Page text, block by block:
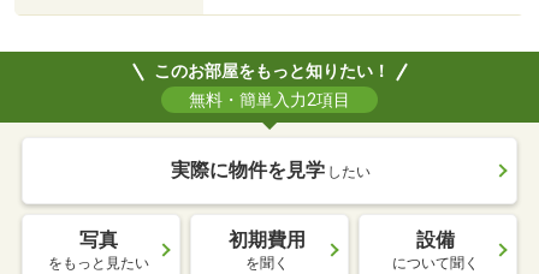
このお部屋をもっと知りたい！
無料・簡単入力2項目
実際に物件を見学 したい
写真
をもっと見たい
初期費用
を聞く
設備
について聞く